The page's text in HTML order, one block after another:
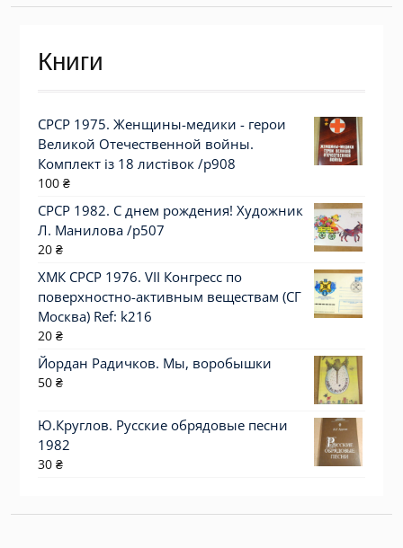
Книги
СРСР 1975. Женщины-медики - герои
Великой Отечественной войны.
Комплект із 18 листівок /р908
100 ₴
СРСР 1982. С днем рождения! Художник
Л. Манилова /р507
20 ₴
ХМК СРСР 1976. VII Конгресс по
поверхностно-активным веществам (СГ
Москва) Ref: k216
20 ₴
Йордан Радичков. Мы, воробышки
50 ₴
Ю.Круглов. Русские обрядовые песни
1982
30 ₴